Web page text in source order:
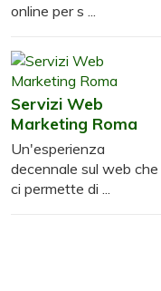
online per s ...
Servizi Web
Marketing Roma
Un'esperienza
decennale sul web che
ci permette di ...